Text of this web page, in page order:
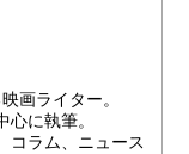
画ライター。
に執筆。
コラム、ニュース